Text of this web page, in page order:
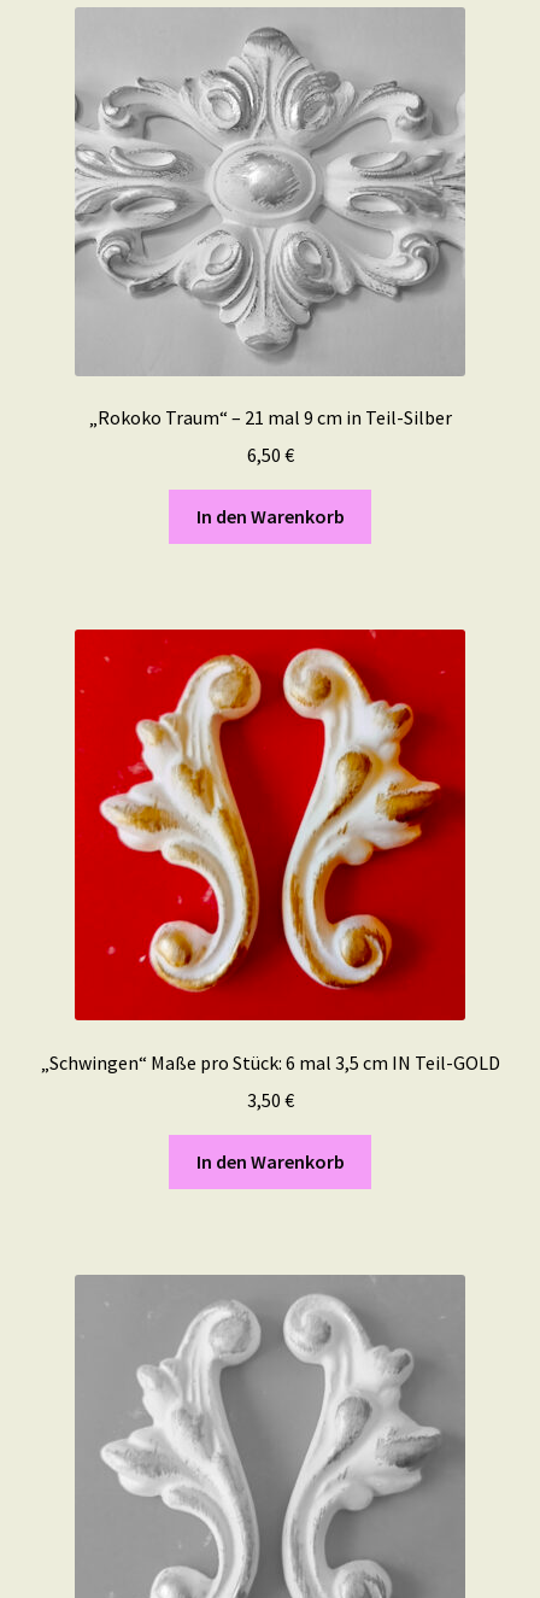
„Rokoko Traum“ – 21 mal 9 cm in Teil-Silber
6,50 €
In den Warenkorb
„Schwingen“ Maße pro Stück: 6 mal 3,5 cm IN Teil-GOLD
3,50 €
In den Warenkorb